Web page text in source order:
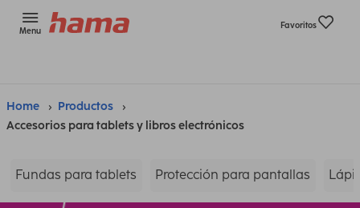
Menu
Favoritos
Home
Productos
Accesorios para tablets y libros electrónicos
Fundas para tablets Protección para pantallas